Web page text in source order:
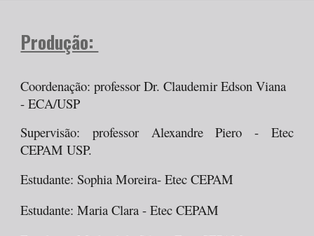
Produção:
Coordenação: professor Dr. Claudemir Edson Viana
- ECA/USP
Supervisão: professor Alexandre Piero - Etec
CEPAM USP.
Estudante: Sophia Moreira-Etec CEPAM
Estudante:Maria Clara -Etec CEPAM